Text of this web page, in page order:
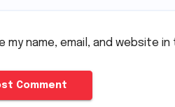
my name, email, and website